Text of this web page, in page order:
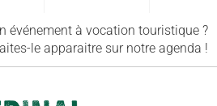
événement à vocation touristique ?
le apparaitre sur notre agenda !